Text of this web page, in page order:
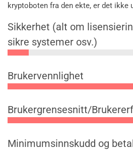
kryptoboten fra den ekte, er det ikke
Sikkerhet (alt om
sikre systemer osv.)
Brukervennlighet
Brukergrensesnitt/
Minimumsinnskudd og